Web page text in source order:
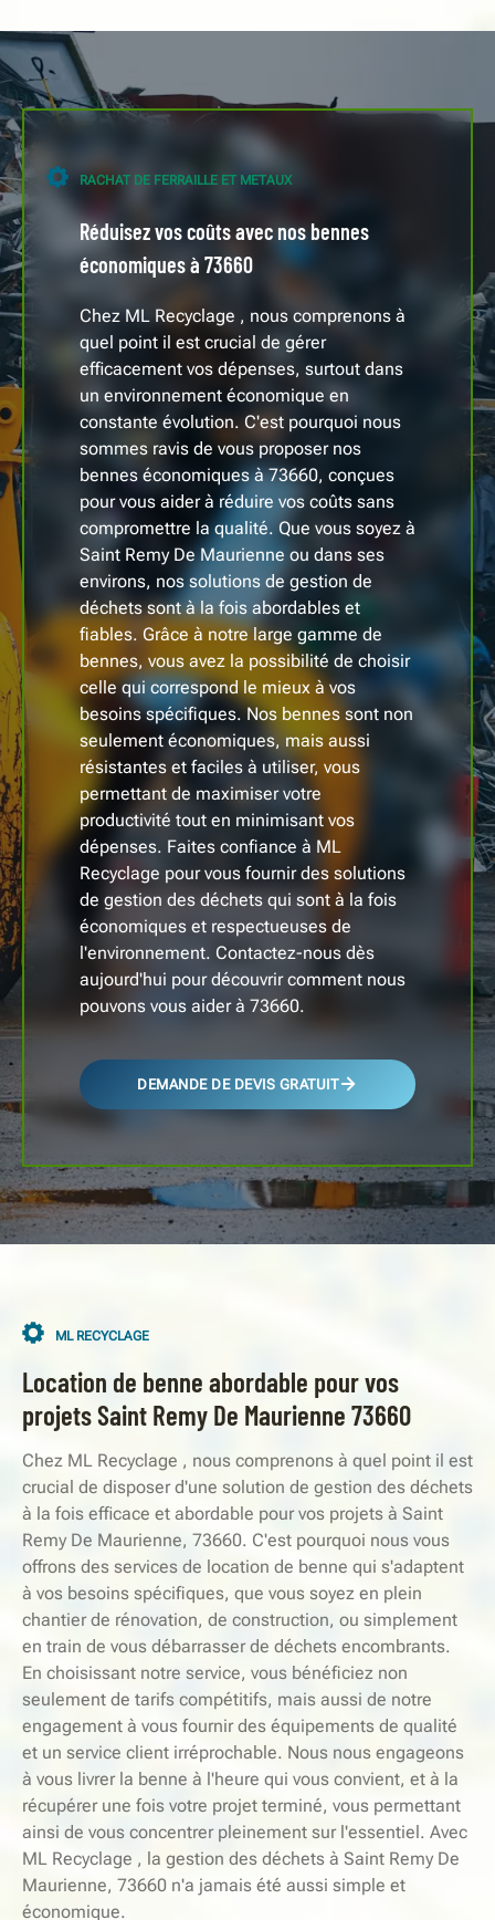
RACHAT DE FERRAILLE ET METAUX
Réduisez vos coûts avec nos bennes
économiques à 73660
Chez ML Recyclage , nous comprenons à
quel point il est crucial de gérer
efficacement vos dépenses, surtout dans
un environnement économique en
constante évolution. C'est pourquoi nous
sommes ravis de vous proposer nos
bennes économiques à 73660, conçues
pour vous aider à réduire vos coûts sans
compromettre la qualité. Que vous soyez à
Saint Remy De Maurienne ou dans ses
environs, nos solutions de gestion de
déchets sont à la fois abordables et
fiables. Grâce à notre large gamme de
bennes, vous avez la possibilité de choisir
celle qui correspond le mieux à vos
besoins spécifiques. Nos bennes sont non
seulement économiques, mais aussi
résistantes et faciles à utiliser, vous
permettant de maximiser votre
productivité tout en minimisant vos
dépenses. Faites confiance à ML
Recyclage pour vous fournir des solutions
de gestion des déchets qui sont à la fois
économiques et respectueuses de
l'environnement. Contactez-nous dès
aujourd'hui pour découvrir comment nous
pouvons vous aider à 73660.
DEMANDE DE DEVIS GRATUIT
ML RECYCLAGE
Location de benne abordable pour vos
projets Saint Remy De Maurienne 73660
Chez ML Recyclage , nous comprenons à quel point il est
crucial de disposer d'une solution de gestion des déchets
à la fois efficace et abordable pour vos projets à Saint
Remy De Maurienne, 73660. C'est pourquoi nous vous
offrons des services de location de benne qui s'adaptent
à vos besoins spécifiques, que vous soyez en plein
chantier de rénovation, de construction, ou simplement
en train de vous débarrasser de déchets encombrants.
En choisissant notre service, vous bénéficiez non
seulement de tarifs compétitifs, mais aussi de notre
engagement à vous fournir des équipements de qualité
et un service client irréprochable. Nous nous engageons
à vous livrer la benne à l'heure qui vous convient, et à la
récupérer une fois votre projet terminé, vous permettant
ainsi de vous concentrer pleinement sur l'essentiel. Avec
ML Recyclage , la gestion des déchets à Saint Remy De
Maurienne, 73660 n'a jamais été aussi simple et
économique.